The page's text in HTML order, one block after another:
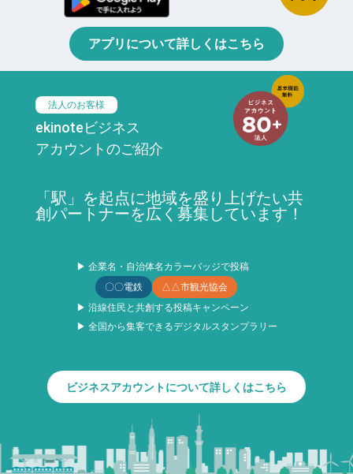
アプリについて詳しくはこちら
法人のお客様
ekinoteビジネス
アカウントのご紹介
「駅」を起点に地域を盛り上げたい共
創パートナーを広く募集しています！
▶ 企業名・自治体名カラーバッジで投稿
〇〇電鉄
△△市観光協会
▶ 沿線住民と共創する投稿キャンペーン
▶ 全国から集客できるデジタルスタンプラリー
ビジネスアカウントについて詳しくはこちら